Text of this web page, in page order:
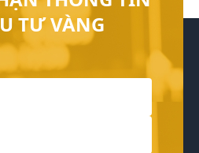
TƯ VÀNG